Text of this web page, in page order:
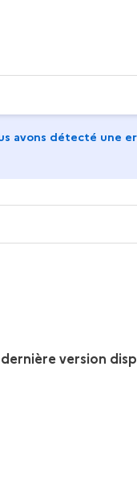
avons détecté une
version